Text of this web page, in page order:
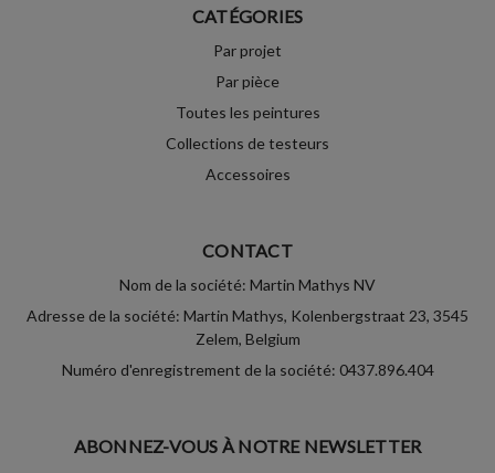
CATÉGORIES
Par projet
Par pièce
Toutes les peintures
Collections de testeurs
Accessoires
CONTACT
Nom de la société: Martin Mathys NV
Adresse de la société: Martin Mathys, Kolenbergstraat 23, 3545
Zelem, Belgium
Numéro d'enregistrement de la société: 0437.896.404
ABONNEZ-VOUS À NOTRE NEWSLETTER